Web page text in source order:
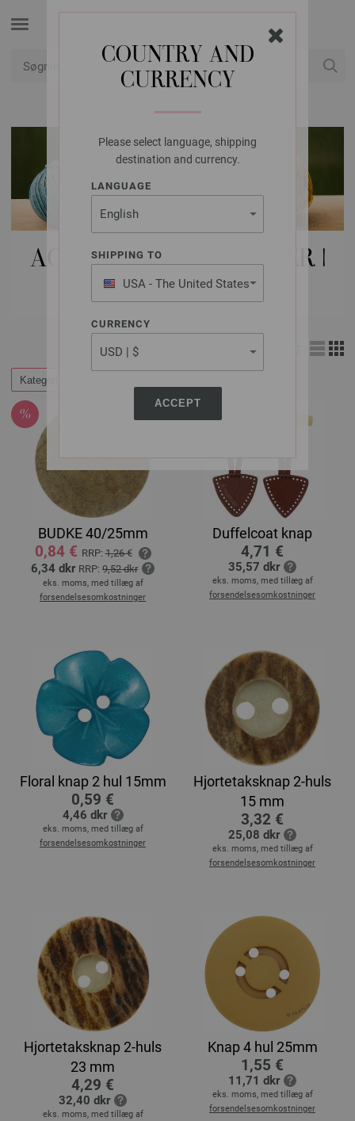
COUNTRY AND
CURRENCY
Please select language, shipping
destination and currency.
LANGUAGE
SHIPPING TO
USA - The United States
of America
CURRENCY
ACCEPT
ACCESSORIES | KNAPPER |
ANDRE KNAPPER
Kategorier
BUDKE 40/25mm
0,84 € RRP:1,26 €
6,34 dkr RRP: 9,52 dkr
eks. moms, med tillæg af
forsendelsesomkostninger
Duffelcoat knap
4,71 €
35,57 dkr
eks. moms, med tillæg af
forsendelsesomkostninger
Floral knap 2 hul 15mm
0,59 €
4,46 dkr
eks. moms, med tillæg af
forsendelsesomkostninger
Hjortetaksknap 2-huls
15 mm
3,32 €
25,08 dkr
eks. moms, med tillæg af
forsendelsesomkostninger
Hjortetaksknap 2-huls
23 mm
4,29 €
32,40 dkr
eks. moms, med tillæg af
Knap 4 hul 25mm
1,55 €
11,71 dkr
eks. moms, med tillæg af
forsendelsesomkostninger